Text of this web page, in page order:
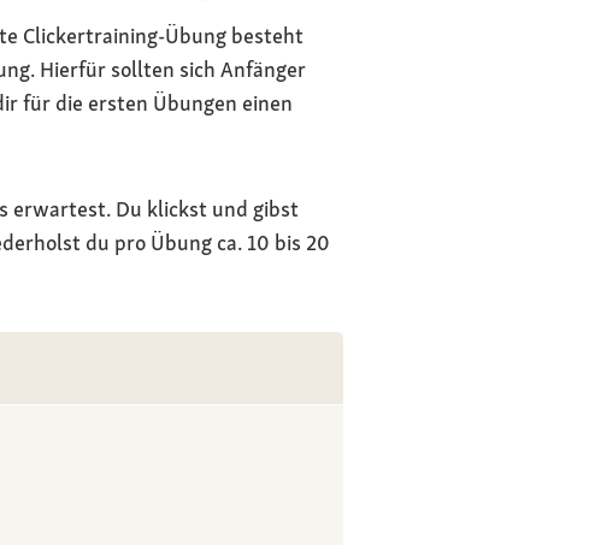
Clickertraining-Übung besteht
Hierfür sollten sich Anfänger
für die ersten Übungen einen
erwartest. Du klickst und gibst
du pro Übung ca. 10 bis 20